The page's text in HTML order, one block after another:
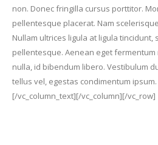
non. Donec fringilla cursus porttitor.
pellentesque placerat. Nam
Nullam ultrices ligula at ligula tincidunt,
pellentesque. Aenean eget
nulla, id bibendum libero. Vestibulum
tellus vel, egestas condimentum
[/vc_column_text][/vc_column][/vc_row]